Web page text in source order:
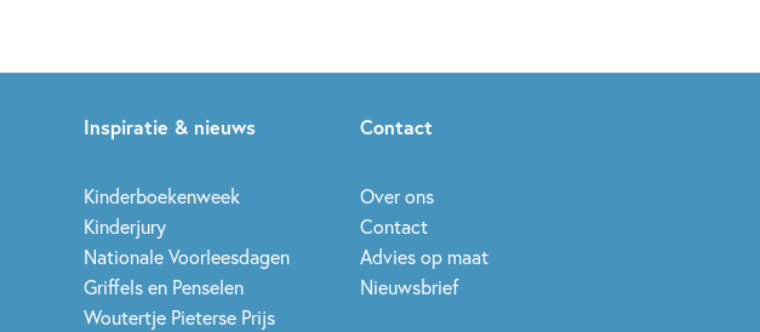
Inspiratie & nieuws
Kinderboekenweek
Kinderjury
Nationale Voorleesdagen
Griffels en Penselen
Woutertje Pieterse Prijs
Contact
Over ons
Contact
Advies op maat
Nieuwsbrief